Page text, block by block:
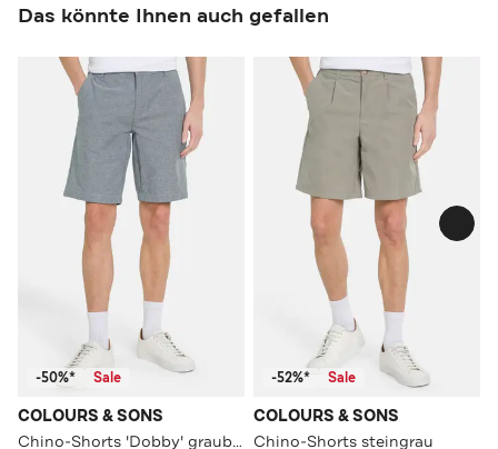
Das könnte Ihnen auch gefallen
-50%* Sale
COLOURS & SONS
Chino-Shorts 'Dobby' graublau
-52%* Sale
COLOURS & SONS
Chino-Shorts steingrau